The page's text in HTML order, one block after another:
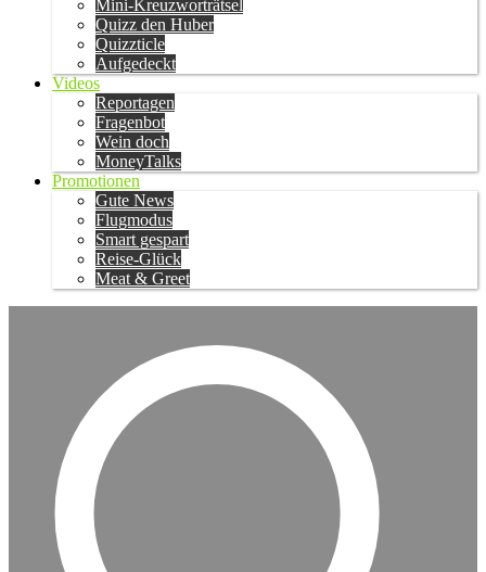
Mini-Kreuzworträtsel
Quizz den Huber
Quizzticle
Aufgedeckt
Videos
Reportagen
Fragenbot
Wein doch
MoneyTalks
Promotionen
Gute News
Flugmodus
Smart gespart
Reise-Glück
Meat & Greet